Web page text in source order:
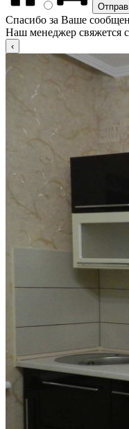
Спасибо за Ваше
Наш менеджер свяжется